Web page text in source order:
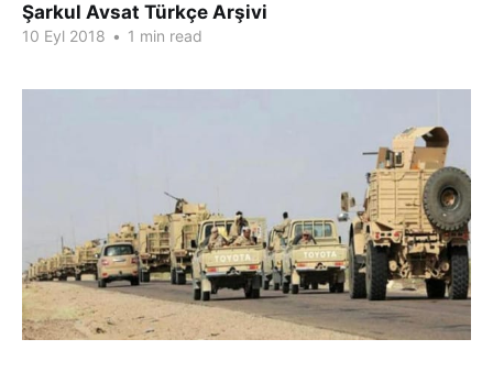
Şarkul Avsat Türkçe Arşivi
10 Eyl 2018 • 1 min read